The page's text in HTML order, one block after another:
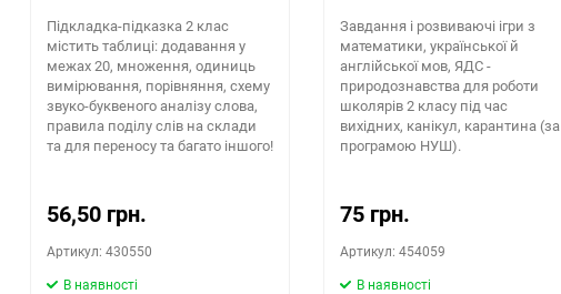
Підкладка-підказка 2 клас
містить таблиці: додавання у
межах 20, множення, одиниць
вимірювання, порівняння, схему
звуко-буквеного аналізу слова,
правила поділу слів на склади
та для переносу та багато іншого!
56,50 грн.
Артикул: 430550
В наявності
Завдання і розвиваючі ігри з
математики, української й
англійської мов, ЯДС -
природознавства для роботи
школярів 2 класу під час
вихідних, канікул, карантина (за
програмою НУШ).
75 грн.
Артикул: 454059
В наявності